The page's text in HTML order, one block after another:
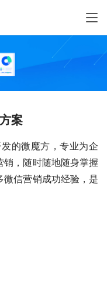
案
的微魔方，专业为企
销，随时随地随身掌握
信营销成功经验，是